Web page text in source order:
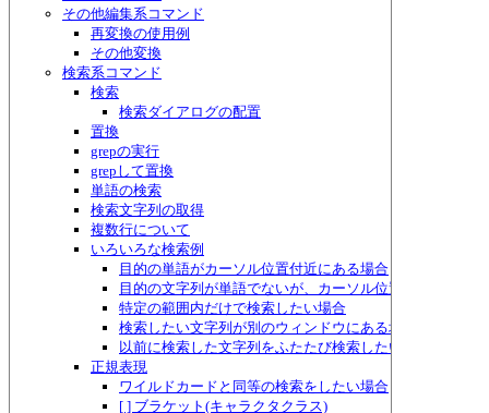
その他編集系コマンド
再変換の使用例
その他変換
検索系コマンド
検索
検索ダイアログの配置
置換
grepの実行
grepして置換
単語の検索
検索文字列の取得
複数行について
いろいろな検索例
目的の単語がカーソル位置付近にある場合
目的の文字列が単語でないが、カーソル位置付近にある
特定の範囲内だけで検索したい場合
検索したい文字列が別のウィンドウにある場合
以前に検索した文字列をふたたび検索したい場合
正規表現
ワイルドカードと同等の検索をしたい場合
[ ] ブラケット(キャラクタクラス)